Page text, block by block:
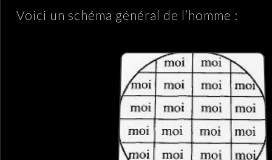
Voici un schéma général de l’homme :